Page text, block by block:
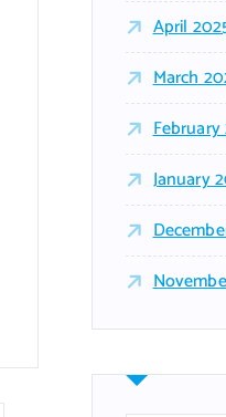
April
March
January